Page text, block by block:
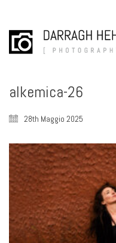
alkemica-26
28th Maggio 2025